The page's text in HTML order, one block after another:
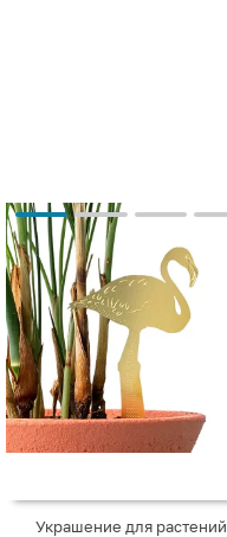
Украшение для растений